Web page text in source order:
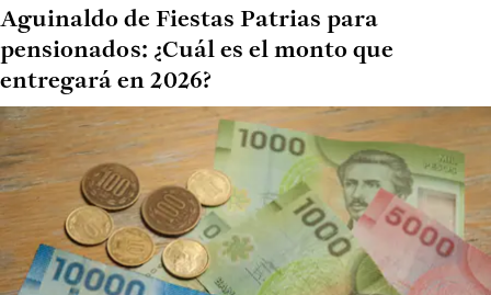
Aguinaldo de Fiestas Patrias para
pensionados: ¿Cuál es el monto que
entregará en 2026?